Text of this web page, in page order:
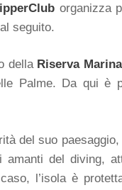
organizza
seguito.
della Riserva
Palme. Da qui è
del suo
del diving,
l’isola è